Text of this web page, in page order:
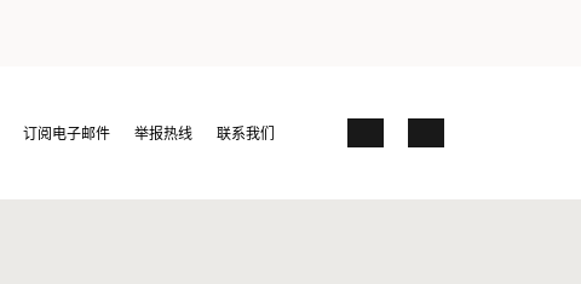
订阅电子邮件 举报热线 联系我们